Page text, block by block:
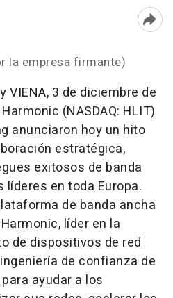
la empresa firmante)
VIENA, 3 de diciembre de
(NASDAQ: HLIT)
anunciaron hoy un hito
estratégica,
exitosos de banda
en toda Europa.
de banda ancha
líder en la
de dispositivos de red
de confianza de
ayudar a los